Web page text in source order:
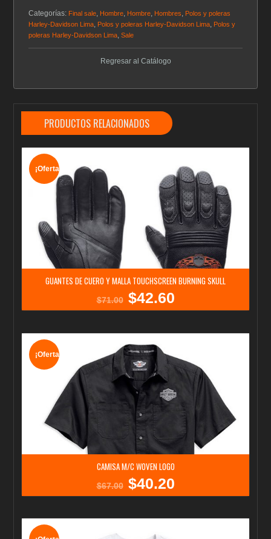
Categorías: Final sale, Hombre, Hombre, Hombres, Polos y poleras
Harley-Davidson Lima, Polos y poleras Harley-Davidson Lima, Polos y
poleras Harley-Davidson Lima,Sale
Regresar al Catálogo
PRODUCTOS RELACIONADOS
¡Oferta!
GUANTES DE CUERO Y MALLA TOUCHSCREEN BURNING SKULL
$71.00
El
$42.60El
¡Oferta!
CAMISA M/C WOVEN LOGO
$67.00
El
$40.20El